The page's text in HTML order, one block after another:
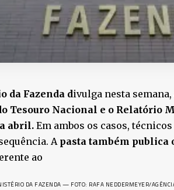
da Fazenda divulga nesta
Tesouro Nacional e o Relatório
abril.Em ambos os casos,
A pasta também publica
ao
DA FAZENDA — FOTO: RAFA NEDDERMEYER/